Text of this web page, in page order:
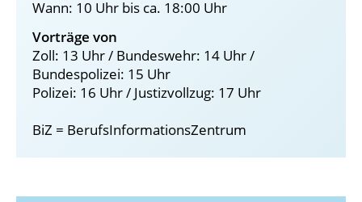
Wann: 10 Uhr bis ca. 18:00 Uhr
Vorträge von
Zoll: 13 Uhr / Bundeswehr: 14 Uhr /
Bundespolizei: 15 Uhr
Polizei: 16 Uhr / Justizvollzug: 17 Uhr
BiZ = BerufsInformationsZentrum